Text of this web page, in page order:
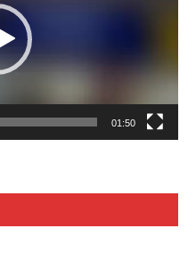
01:50